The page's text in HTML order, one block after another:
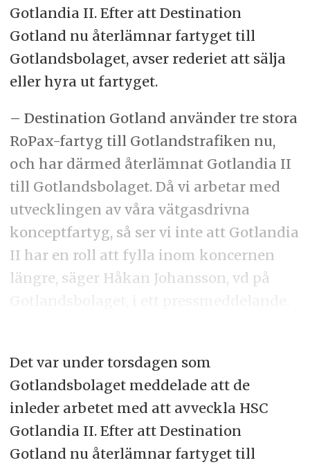
Gotlandia II. Efter att Destination
Gotland nu återlämnar fartyget till
Gotlandsbolaget, avser rederiet att sälja
eller hyra ut fartyget.
– Destination Gotland använder tre stora
RoPax-fartyg till Gotlandstrafiken nu,
och har därmed återlämnat Gotlandia II
till Gotlandsbolaget. Då vi arbetar med
utvecklingen av våra vätgasdrivna
konceptfartyg, så ser vi inte att Gotlandia
II har en roll att fylla inom koncernen
längre, säger Håkan Johansson, vd på
Det var under torsdagen som
Gotlandsbolaget meddelade att de
inleder arbetet med att avveckla HSC
Gotlandia II. Efter att Destination
Gotland nu återlämnar fartyget till